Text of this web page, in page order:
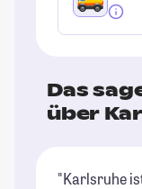
Das
über
"Karlsruhe